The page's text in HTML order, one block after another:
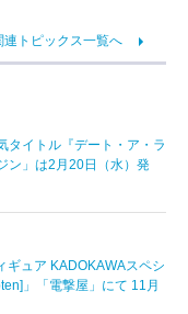
連トピックス一覧へ
タイトル『デート・ア・ラ
ン」は2月20日（水）発
ギュア KADOKAWAスペシ
」「電撃屋」にて 11月